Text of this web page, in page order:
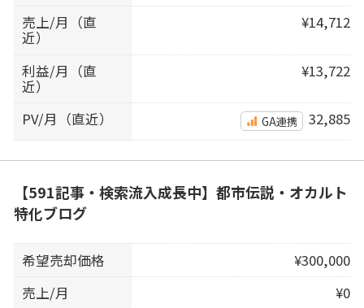
売上/月（直
近）
¥14,712
利益/月（直
近）
¥13,722
PV/月（直近） GA連携 32,885
【591記事・検索流入成長中】都市伝説・オカルト
特化ブログ
希望売却価格
¥300,000
売上/月
¥0